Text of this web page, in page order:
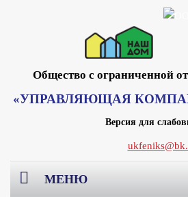
Общество с ограниченной
«УПРАВЛЯЮЩАЯ
Версия для
МЕНЮ